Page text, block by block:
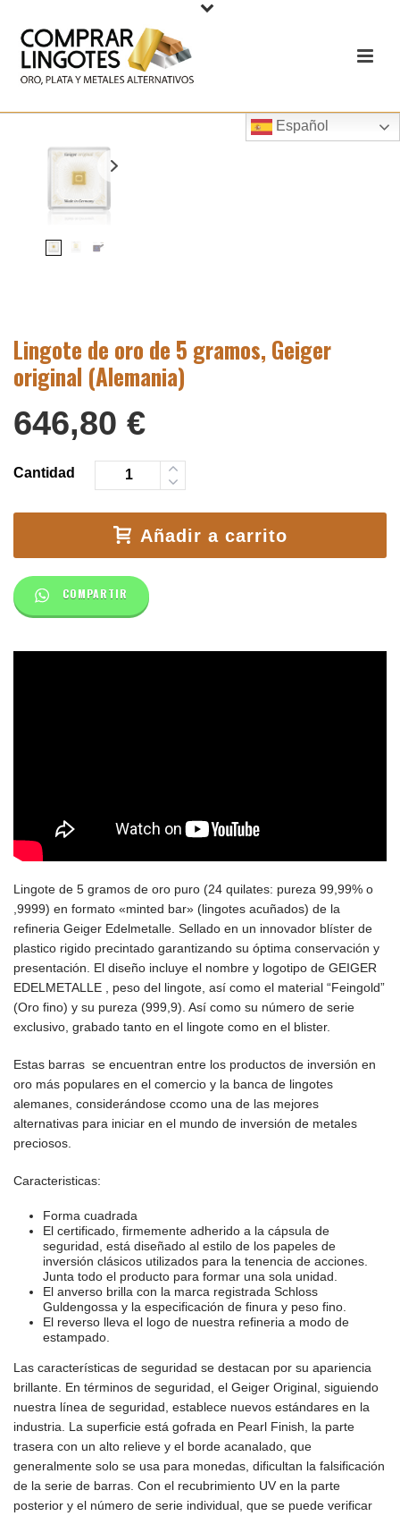
Español
Lingote de oro de 5 gramos, Geiger
original (Alemania)
646,80 €
Cantidad
Añadir a carrito
COMPARTIR
Lingote de 5 gramos de oro puro (24 quilates: pureza 99,99% o
,9999) en formato «minted bar» (lingotes acuñados) de la
refineria Geiger Edelmetalle. Sellado en un innovador blíster de
plastico rigido precintado garantizando su óptima conservación y
presentación. El diseño incluye el nombre y logotipo de GEIGER
EDELMETALLE , peso del lingote, así como el material “Feingold”
(Oro fino) y su pureza (999,9). Así como su número de serie
exclusivo, grabado tanto en el lingote como en el blister.
Estas barras se encuentran entre los productos de inversión en
oro más populares en el comercio y la banca de lingotes
alemanes, considerándose ccomo una de las mejores
alternativas para iniciar en el mundo de inversión de metales
preciosos.
Caracteristicas:
Forma cuadrada
El certificado, firmemente adherido a la cápsula de
seguridad, está diseñado al estilo de los papeles de
inversión clásicos utilizados para la tenencia de acciones.
Junta todo el producto para formar una sola unidad.
El anverso brilla con la marca registrada Schloss
Guldengossa y la especificación de finura y peso fino.
El reverso lleva el logo de nuestra refineria a modo de
estampado.
Las características de seguridad se destacan por su apariencia
brillante. En términos de seguridad, el Geiger Original, siguiendo
nuestra línea de seguridad, establece nuevos estándares en la
industria. La superficie está gofrada en Pearl Finish, la parte
trasera con un alto relieve y el borde acanalado, que
generalmente solo se usa para monedas, dificultan la falsificación
de la serie de barras. Con el recubrimiento UV en la parte
posterior y el número de serie individual, que se puede verificar